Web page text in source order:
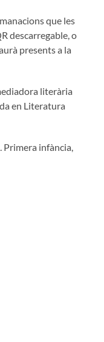
que les
descarregable, o
presents a la
literària
en Literatura
Primera infància,